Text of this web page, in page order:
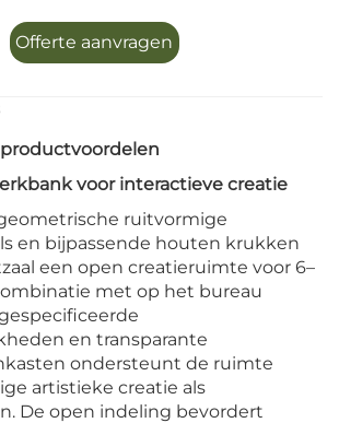
Offerte aanvragen
voor interactieve creatie
ruitvormige
en bijpassende houten krukken
een open creatieruimte voor 6–
met op het bureau
en transparante
ondersteunt de ruimte
artistieke creatie als
De open indeling bevordert